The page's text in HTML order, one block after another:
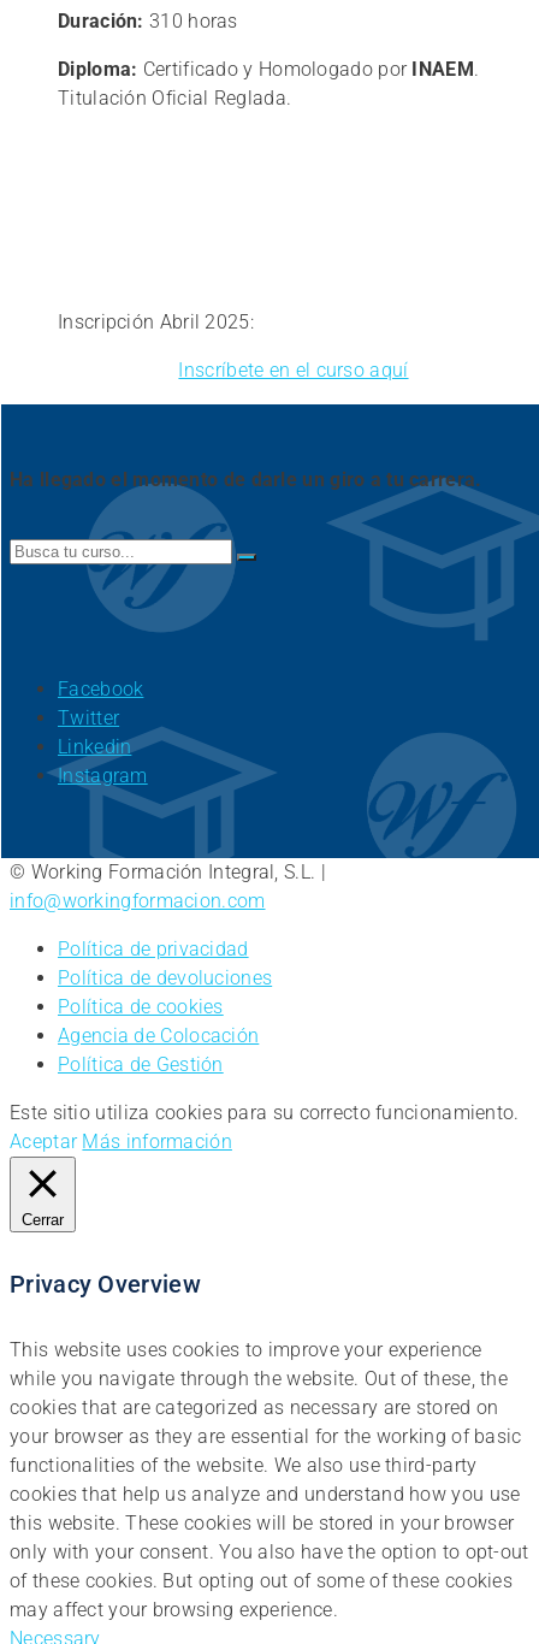
Duración: 310 horas
Diploma: Certificado y Homologado por INAEM .
Titulación Oficial Reglada.
Inscripción Abril 2025:
Inscríbete en el curso aquí
Ha llegado el momento de darle un giro a tu carrera.
Search
Facebook
Twitter
Linkedin
Instagram
© Working Formación Integral, S.L. |
info@workingformacion.com
Política de privacidad
Política de devoluciones
Política de cookies
Agencia de Colocación
Política de Gestión
Este sitio utiliza cookies para su correcto funcionamiento.
Aceptar Más información
Cerrar
Privacy Overview
This website uses cookies to improve your experience
while you navigate through the website. Out of these, the
cookies that are categorized as necessary are stored on
your browser as they are essential for the working of basic
functionalities of the website. We also use third-party
cookies that help us analyze and understand how you use
this website. These cookies will be stored in your browser
only with your consent. You also have the option to opt-out
of these cookies. But opting out of some of these cookies
may affect your browsing experience.
Necessary